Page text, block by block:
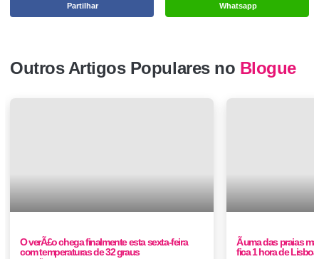
Whatsapp
Partilhar
Outros Artigos Populares no Blogue
O verÃ£o chega finalmente esta sexta-feira
com temperaturas de 32 graus
Ã uma das praias
fica 1 hora de Lisboa